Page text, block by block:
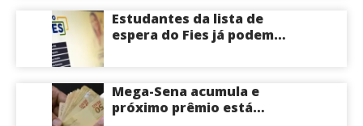
Estudantes da lista de
espera do Fies já podem
Mega-Sena acumula e
próximo prêmio está